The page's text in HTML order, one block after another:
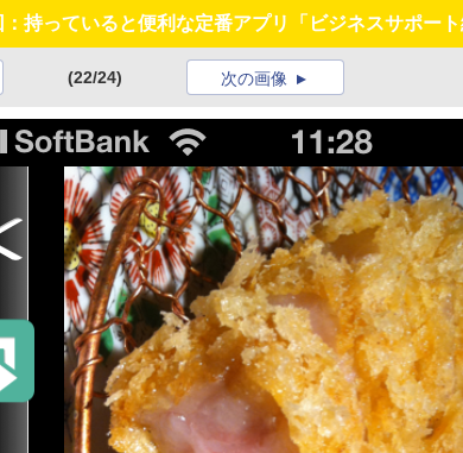
持っていると便利な定番アプリ「ビジネスサポート
(22/24) 次の画像